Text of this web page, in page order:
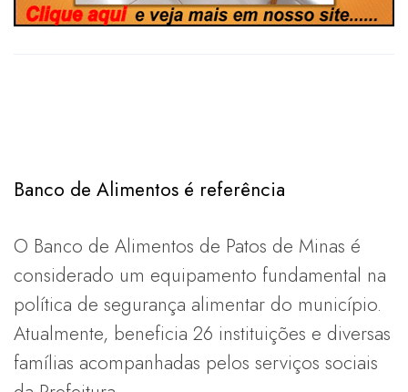
Banco de Alimentos é referência
O Banco de Alimentos de Patos de Minas é
considerado um equipamento fundamental na
política de segurança alimentar do município.
Atualmente, beneficia 26 instituições e diversas
famílias acompanhadas pelos serviços sociais